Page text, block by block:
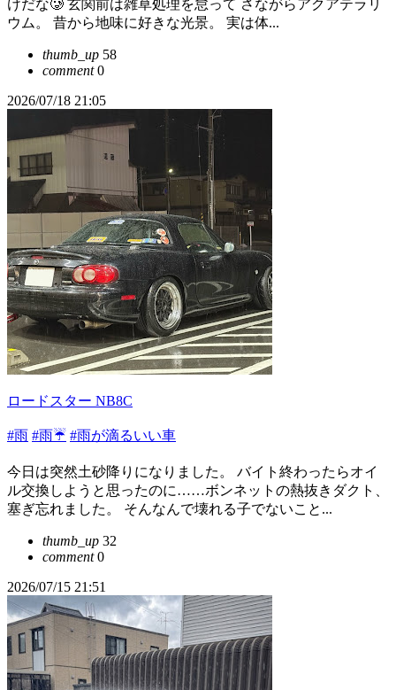
けだな🥲 玄関前は雑草処理を怠って さながらアクアテラリ
ウム。 昔から地味に好きな光景。 実は体...
thumb_up 58
comment0
2026/07/18 21:05
ロードスター NB8C
#雨 #雨☔ #雨が滴るいい車
今日は突然土砂降りになりました。 バイト終わったらオイ
ル交換しようと思ったのに……ボンネットの熱抜きダクト、
塞ぎ忘れました。 そんなんで壊れる子でないこと...
thumb_up 32
comment0
2026/07/15 21:51